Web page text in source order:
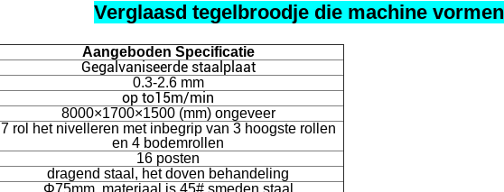
Verglaasd tegelbroodje die machine vormen
Aangeboden Specificatie
Gegalvaniseerde staalplaat
0.3-2.6 mm
op to15m/min
8000×1700×1500 (mm) ongeveer
7 rol het nivelleren met inbegrip van 3 hoogste rollen
en 4 bodemrollen
16 posten
dragend staal, het doven behandeling
Φ75mm, materiaal is 45# smeden staal